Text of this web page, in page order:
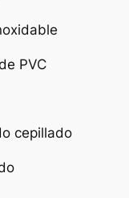
PVC
cepillado